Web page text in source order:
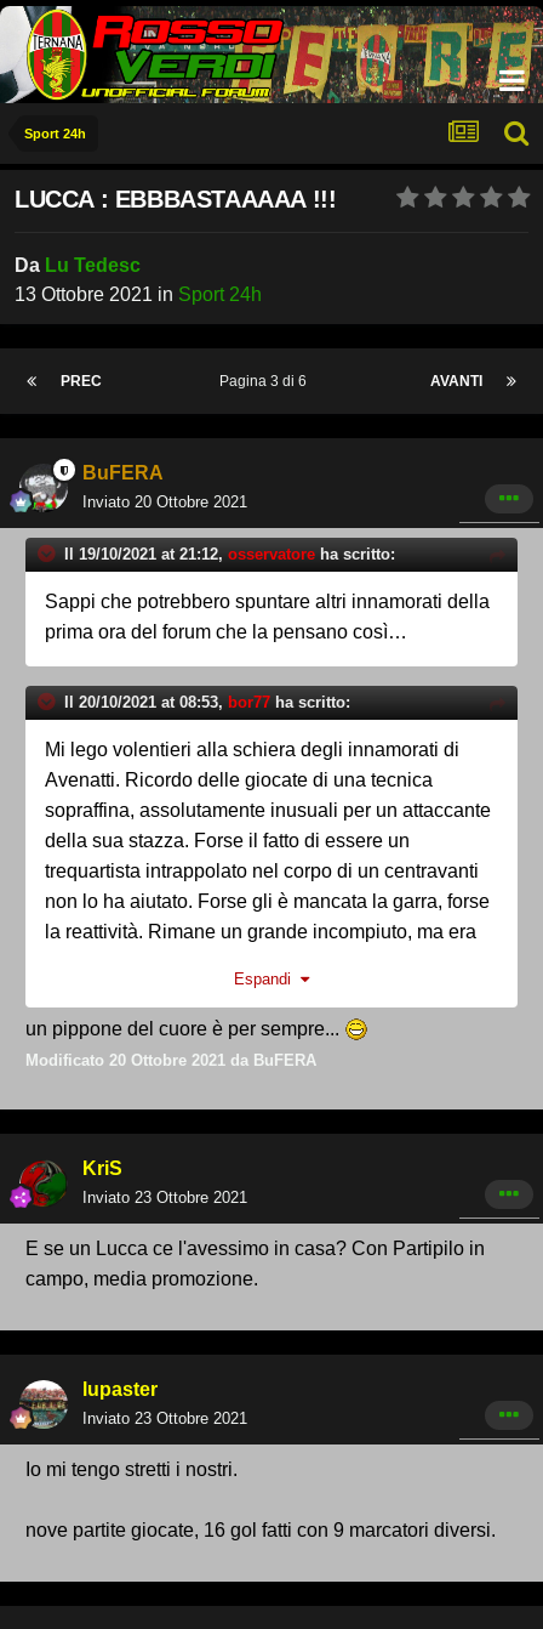
Sport 24h
LUCCA : EBBBASTAAAAA !!!
Da Lu Tedesc
13 Ottobre 2021 in Sport 24h
PREC AVANTI
Pagina 3 di 6
BuFERA
Inviato 20 Ottobre 2021
Il 19/10/2021 at 21:12, osservatore ha scritto:
Sappi che potrebbero spuntare altri innamorati della
prima ora del forum che la pensano così…
Il 20/10/2021 at 08:53, bor77 ha scritto:
Mi lego volentieri alla schiera degli innamorati di
Avenatti. Ricordo delle giocate di una tecnica
sopraffina, assolutamente inusuali per un attaccante
della sua stazza. Forse il fatto di essere un
trequartista intrappolato nel corpo di un centravanti
non lo ha aiutato. Forse gli è mancata la garra, forse
la reattività. Rimane un grande incompiuto, ma era
Espandi
un pippone del cuore è per sempre...
Modificato 20 Ottobre 2021 da BuFERA
KriS
Inviato 23 Ottobre 2021
E se un Lucca ce l'avessimo in casa? Con Partipilo in
campo, media promozione.
lupaster
Inviato 23 Ottobre 2021
Io mi tengo stretti i nostri.
nove partite giocate, 16 gol fatti con 9 marcatori diversi.